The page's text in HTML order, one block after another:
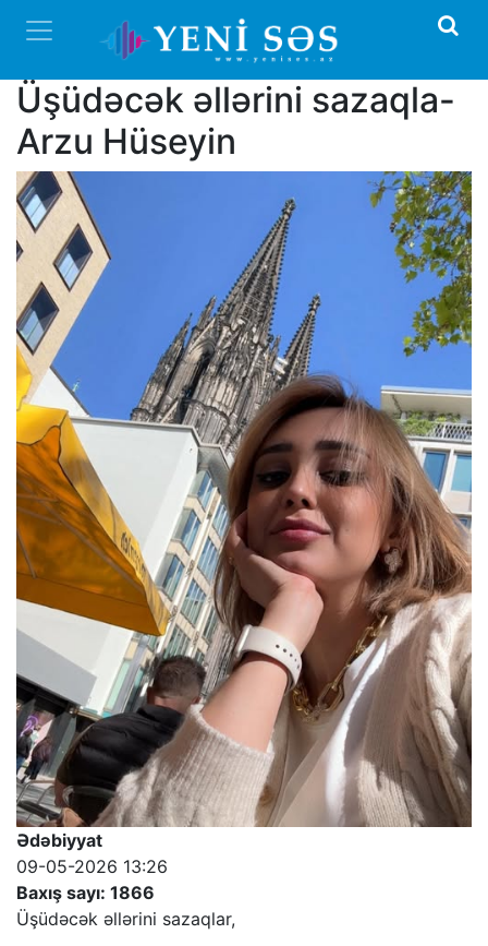
Üşüdəcək əllərini sazaqla-
Arzu Hüseyin
Ədəbiyyat
09-05-2026 13:26
Baxış sayı: 1866
Üşüdəcək əllərini sazaqlar,